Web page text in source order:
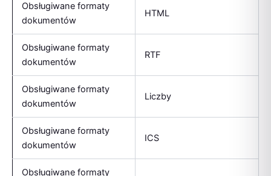
Obsługiwane formaty
dokumentów
HTML
Obsługiwane formaty
dokumentów
RTF
Obsługiwane formaty
dokumentów
Liczby
Obsługiwane formaty
dokumentów
ICS
Obsługiwane formaty